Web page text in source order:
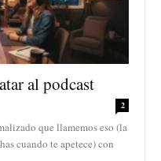
al podcast
2
que llamemos eso (la
cuando te apetece) con